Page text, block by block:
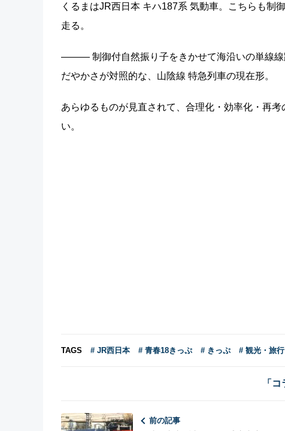
くるまはJR西日本 キハ187系 気動車。こちらも制
走る。
――― 制御付自然振り子をきかせて海沿いの単線線
だやかさが対照的な、山陰線 特急列車の現在形。
あらゆるものが見直されて、合理化・効率化・再
い。
TAGS # JR西日本 # 青春18きっぷ # きっぷ # 観光・旅行
「
前の記事